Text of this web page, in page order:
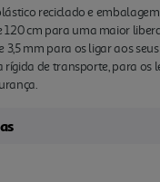
reciclado e
120 cm para uma maior
3,5 mm para os ligar aos
rígida de transporte, para os